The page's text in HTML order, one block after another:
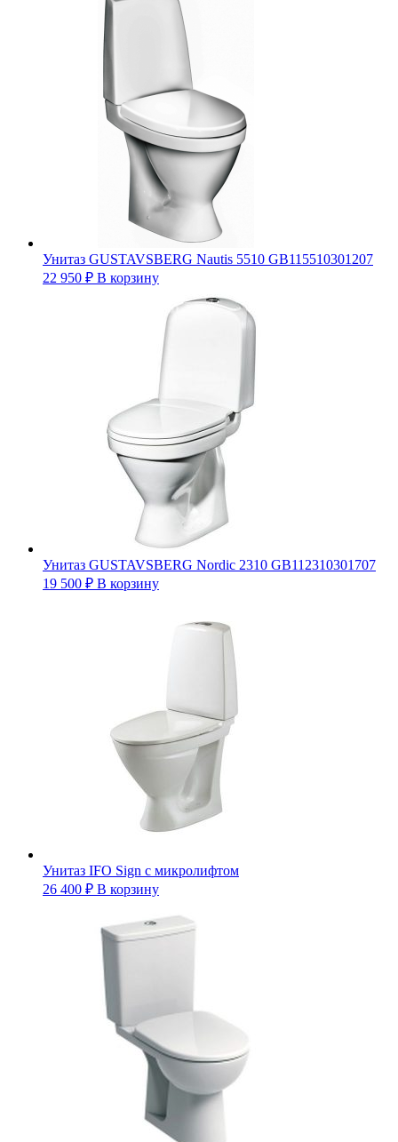
Унитаз GUSTAVSBERG Nautis 5510 GB115510301207
22 950 ₽ В корзину
Унитаз GUSTAVSBERG Nordic 2310 GB112310301707
19 500 ₽ В корзину
Унитаз IFO Sign с микролифтом
26 400 ₽ В корзину